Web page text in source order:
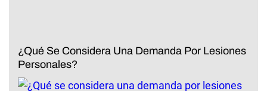
¿Qué Se Considera Una Demanda Por Lesiones
Personales?